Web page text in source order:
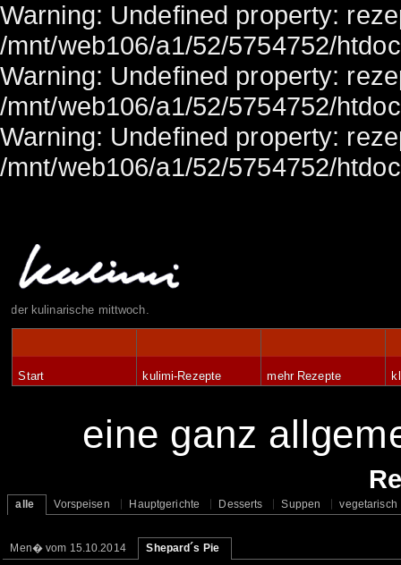
Warning: Undefined property:
/mnt/web106/a1/52/5754752/
Warning: Undefined property:
/mnt/web106/a1/52/5754752/
Warning: Undefined property:
/mnt/web106/a1/52/5754752/
der kulinarische mittwoch.
Start kulimi-Rezepte mehr Rezepte
eine ganz
alle Vorspeisen Hauptgerichte Desserts Suppen vegetarisch
Men� vom 15.10.2014 Shepard´s Pie